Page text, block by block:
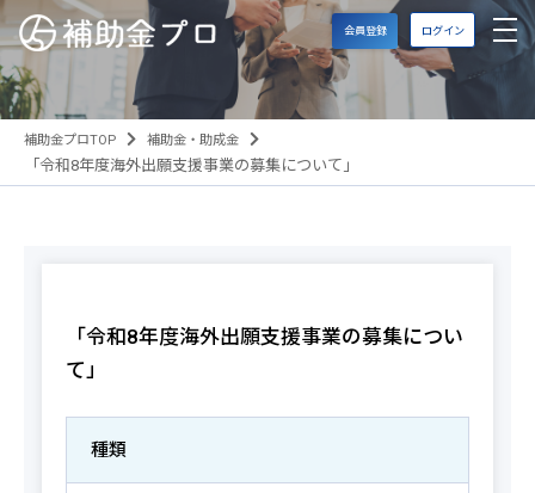
会員登録 ログイン
補助金プロTOP 補助金・助成金
「令和8年度海外出願支援事業の募集について」
「令和8年度海外出願支援事業の募集につい
て」
種類